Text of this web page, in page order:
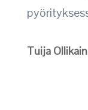
Tuija